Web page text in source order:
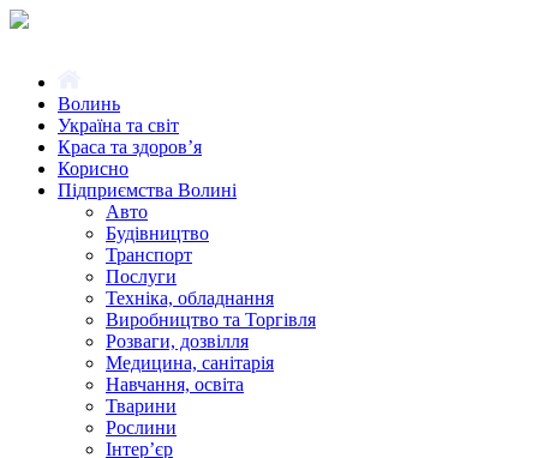
Волинь
Україна та світ
Краса та здоров’я
Корисно
Підприємства Волині
Авто
Будівництво
Транспорт
Послуги
Техніка, обладнання
Виробництво та Торгівля
Розваги, дозвілля
Медицина, санітарія
Навчання, освіта
Тварини
Рослини
Інтер’єр